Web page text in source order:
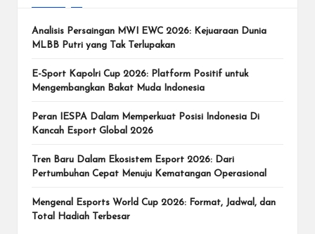
m
In
Analisis Persaingan MWI EWC 2026: Kejuaraan Dunia
MLBB Putri yang Tak Terlupakan
E-Sport Kapolri Cup 2026: Platform Positif untuk
Mengembangkan Bakat Muda Indonesia
Peran IESPA Dalam Memperkuat Posisi Indonesia Di
Kancah Esport Global 2026
Tren Baru Dalam Ekosistem Esport 2026: Dari
Pertumbuhan Cepat Menuju Kematangan Operasional
Mengenal Esports World Cup 2026: Format, Jadwal, dan
Total Hadiah Terbesar